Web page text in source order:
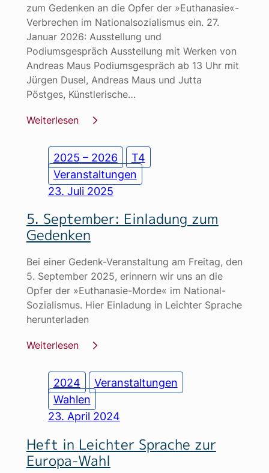
zum Gedenken an die Opfer der »Euthanasie«-
Verbrechen im Nationalsozialismus ein. 27.
Januar 2026: Ausstellung und
Podiumsgespräch Ausstellung mit Werken von
Andreas Maus Podiumsgespräch ab 13 Uhr mit
Jürgen Dusel, Andreas Maus und Jutta
Pöstges, Künstlerische…
Weiterlesen
2025 – 2026
T4
Veranstaltungen
23. Juli 2025
5. September: Einladung zum
Gedenken
Bei einer Gedenk-Veranstaltung am Freitag, den
5. September 2025, erinnern wir uns an die
Opfer der »Euthanasie-Morde« im National-
Sozialismus. Hier Einladung in Leichter Sprache
herunterladen
Weiterlesen
2024
Veranstaltungen
Wahlen
23. April 2024
Heft in Leichter Sprache zur
Europa-Wahl